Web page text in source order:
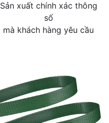
Sản xuất chính xác thông
số
mà khách hàng yêu cầu